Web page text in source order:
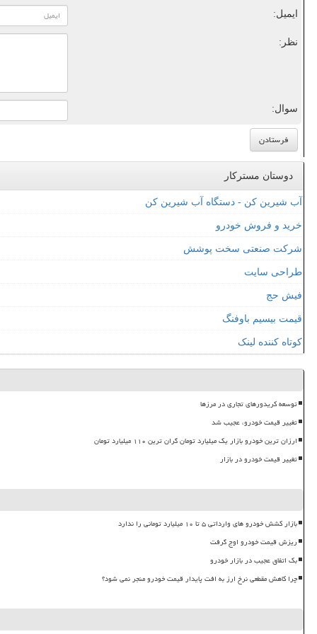
ایمیل:
نظر:
سوال:
دوستان مسترکار
آب شیرین کن - دستگاه آب شیرین کن
خرید و فروش خودرو
شرکت صنعتی سخت پوشش
طراحی سایت
فیش حج
قیمت بیسیم باوفنگ
کوتاه کننده لینک
توسعه کریدورهای تجاری در مرزها
تغییر قیمت خودرو، عجیب شد
ارزان ترین خودرو بازار یک میلیارد تومان گران ترین ۱۱۰ میلیارد تومان
تغییر قیمت خودرو در بازار
بازار کشش خودرو های وارداتی ۵ تا ۱۰ میلیارد تومانی را ندارد
ریزش قیمت خودرو اوج گرفت
بک اتفاق عجیب در بازار خودرو
چرا کاهش مقطعی نرخ ارز به افت پایدار قیمت خودرو منجر نمی شود؟